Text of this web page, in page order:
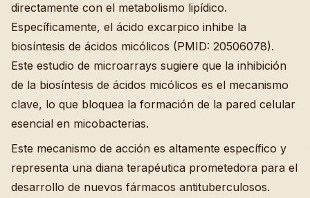
directamente con el metabolismo lipídico.
Específicamente, el ácido excarpico inhibe la
biosíntesis de ácidos micólicos (PMID: 20506078).
Este estudio de microarrays sugiere que la inhibición
de la biosíntesis de ácidos micólicos es el mecanismo
clave, lo que bloquea la formación de la pared celular
esencial en micobacterias.
Este mecanismo de acción es altamente específico y
representa una diana terapéutica prometedora para el
desarrollo de nuevos fármacos antituberculosos.